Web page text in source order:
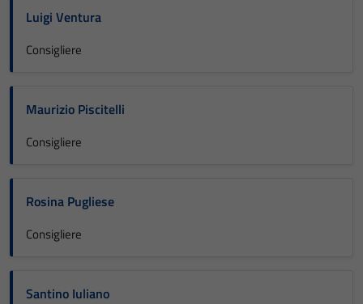
Luigi Ventura
Consigliere
Maurizio Piscitelli
Consigliere
Rosina Pugliese
Consigliere
Santino Iuliano